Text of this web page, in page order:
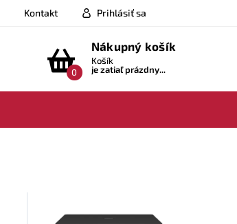
Kontakt Prihlásiť sa
0
Nákupný košík
Košík
je zatiaľ prázdny...